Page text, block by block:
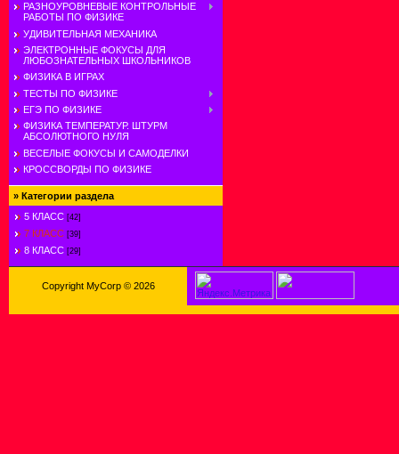
РАЗНОУРОВНЕВЫЕ КОНТРОЛЬНЫЕ
РАБОТЫ ПО ФИЗИКЕ
УДИВИТЕЛЬНАЯ МЕХАНИКА
ЭЛЕКТРОННЫЕ ФОКУСЫ ДЛЯ
ЛЮБОЗНАТЕЛЬНЫХ ШКОЛЬНИКОВ
ФИЗИКА В ИГРАХ
ТЕСТЫ ПО ФИЗИКЕ
ЕГЭ ПО ФИЗИКЕ
ФИЗИКА ТЕМПЕРАТУР. ШТУРМ
АБСОЛЮТНОГО НУЛЯ
ВЕСЕЛЫЕ ФОКУСЫ И САМОДЕЛКИ
КРОССВОРДЫ ПО ФИЗИКЕ
» Категории раздела
5 КЛАСС [42]
7 КЛАСС [39]
8 КЛАСС [29]
Copyright MyCorp © 2026